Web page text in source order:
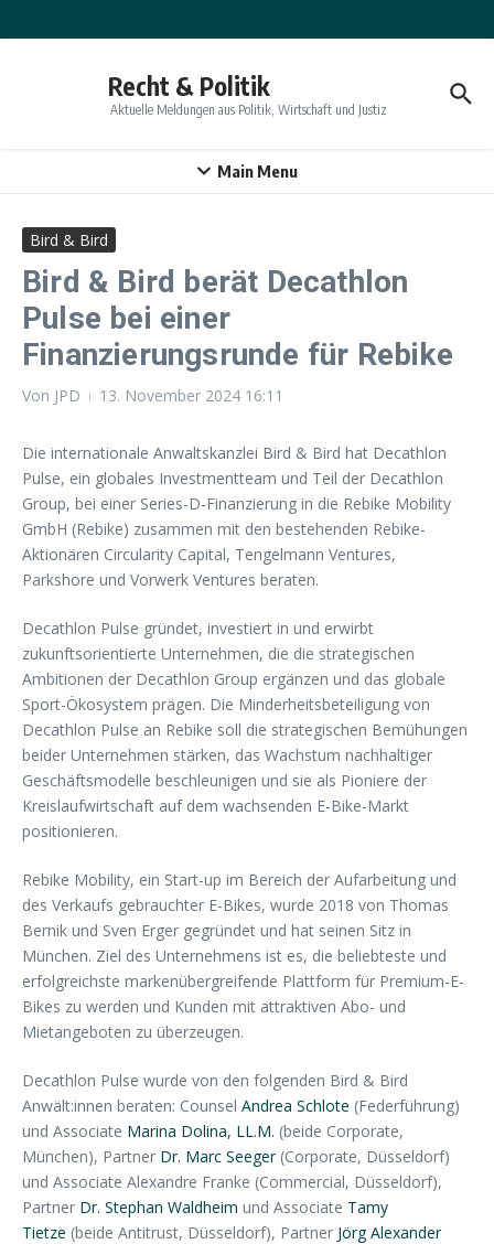
Recht & Politik
Aktuelle Meldungen aus Politik, Wirtschaft und Justiz
Main Menu
Bird & Bird
Bird & Bird berät Decathlon
Pulse bei einer
Finanzierungsrunde für Rebike
Von JPD 13. November 2024 16:11
Die internationale Anwaltskanzlei Bird & Bird hat Decathlon
Pulse, ein globales Investmentteam und Teil der Decathlon
Group, bei einer Series-D-Finanzierung in die Rebike Mobility
GmbH (Rebike) zusammen mit den bestehenden Rebike-
Aktionären Circularity Capital, Tengelmann Ventures,
Parkshore und Vorwerk Ventures beraten.
Decathlon Pulse gründet, investiert in und erwirbt
zukunftsorientierte Unternehmen, die die strategischen
Ambitionen der Decathlon Group ergänzen und das globale
Sport-Ökosystem prägen. Die Minderheitsbeteiligung von
Decathlon Pulse an Rebike soll die strategischen Bemühungen
beider Unternehmen stärken, das Wachstum nachhaltiger
Geschäftsmodelle beschleunigen und sie als Pioniere der
Kreislaufwirtschaft auf dem wachsenden E-Bike-Markt
positionieren.
Rebike Mobility, ein Start-up im Bereich der Aufarbeitung und
des Verkaufs gebrauchter E-Bikes, wurde 2018 von Thomas
Bernik und Sven Erger gegründet und hat seinen Sitz in
München. Ziel des Unternehmens ist es, die beliebteste und
erfolgreichste markenübergreifende Plattform für Premium-E-
Bikes zu werden und Kunden mit attraktiven Abo- und
Mietangeboten zu überzeugen.
Decathlon Pulse wurde von den folgenden Bird & Bird
Anwält:innen beraten: Counsel Andrea Schlote (Federführung)
und Associate Marina Dolina, LL.M. (beide Corporate,
München), Partner Dr. Marc Seeger(Corporate, Düsseldorf)
und Associate Alexandre Franke (Commercial, Düsseldorf),
Partner Dr. Stephan Waldheim und Associate Tamy
Tietze (beide Antitrust, Düsseldorf), Partner Jörg Alexander